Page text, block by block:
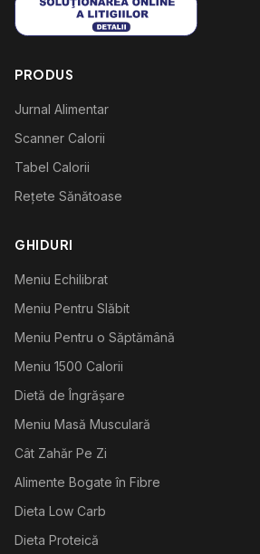
PRODUS
Jurnal Alimentar
Scanner Calorii
Tabel Calorii
Rețete Sănătoase
GHIDURI
Meniu Echilibrat
Meniu Pentru Slăbit
Meniu Pentru o Săptămână
Meniu 1500 Calorii
Dietă de Îngrășare
Meniu Masă Musculară
Cât Zahăr Pe Zi
Alimente Bogate în Fibre
Dieta Low Carb
Dieta Proteică